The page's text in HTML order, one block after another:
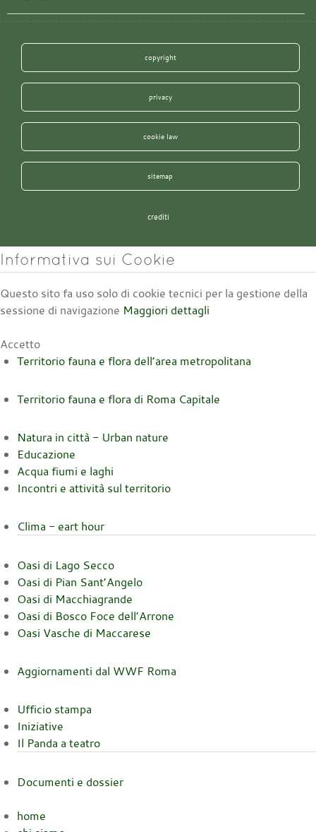
copyright
privacy
cookie law
sitemap
crediti
Informativa sui Cookie
Questo sito fa uso solo di cookie tecnici per la gestione della
sessione di navigazione Maggiori dettagli
Accetto
Territorio fauna e flora dell’area metropolitana
Territorio fauna e flora di Roma Capitale
Natura in città - Urban nature
Educazione
Acqua fiumi e laghi
Incontri e attività sul territorio
Clima - eart hour
Oasi di Lago Secco
Oasi di Pian Sant’Angelo
Oasi di Macchiagrande
Oasi di Bosco Foce dell’Arrone
Oasi Vasche di Maccarese
Aggiornamenti dal WWF Roma
Ufficio stampa
Iniziative
Il Panda a teatro
Documenti e dossier
home